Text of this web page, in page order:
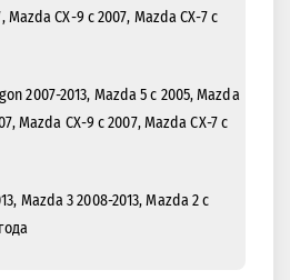
Mazda CX-9 с 2007, Mazda CX-7 с
2007-2013, Mazda 5 с 2005, Mazda
Mazda CX-9 с 2007, Mazda CX-7 с
Mazda 3 2008-2013, Mazda 2 с